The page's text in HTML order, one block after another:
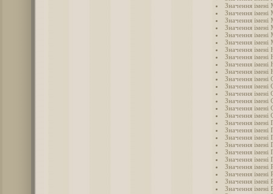
Значення
Значення
Значення імені
Значення імені
Значення імені
Значення імені
Значення імені
Значення імені
Значення імені
Значення імені
Значення імені
Значення імені
Значення імені
Значення імені
Значення імені
Значення імені
Значення імені
Значення імені
Значення імені
Значення імені
Значення імені
Значення імені
Значення імені
Значення імені
Значення імені
Значення імені